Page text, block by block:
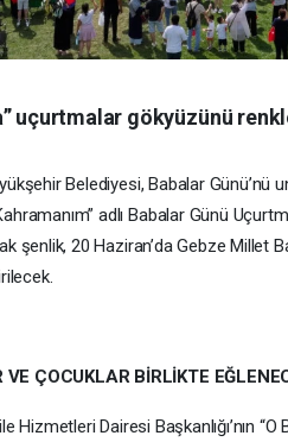
uçurtmalar gökyüzünü
Belediyesi, Babalar Günü’nü
adlı Babalar Günü
şenlik, 20 Haziran’da Gebze Millet
ÇOCUKLAR BİRLİKTE
Hizmetleri Dairesi Başkanlığı’nın